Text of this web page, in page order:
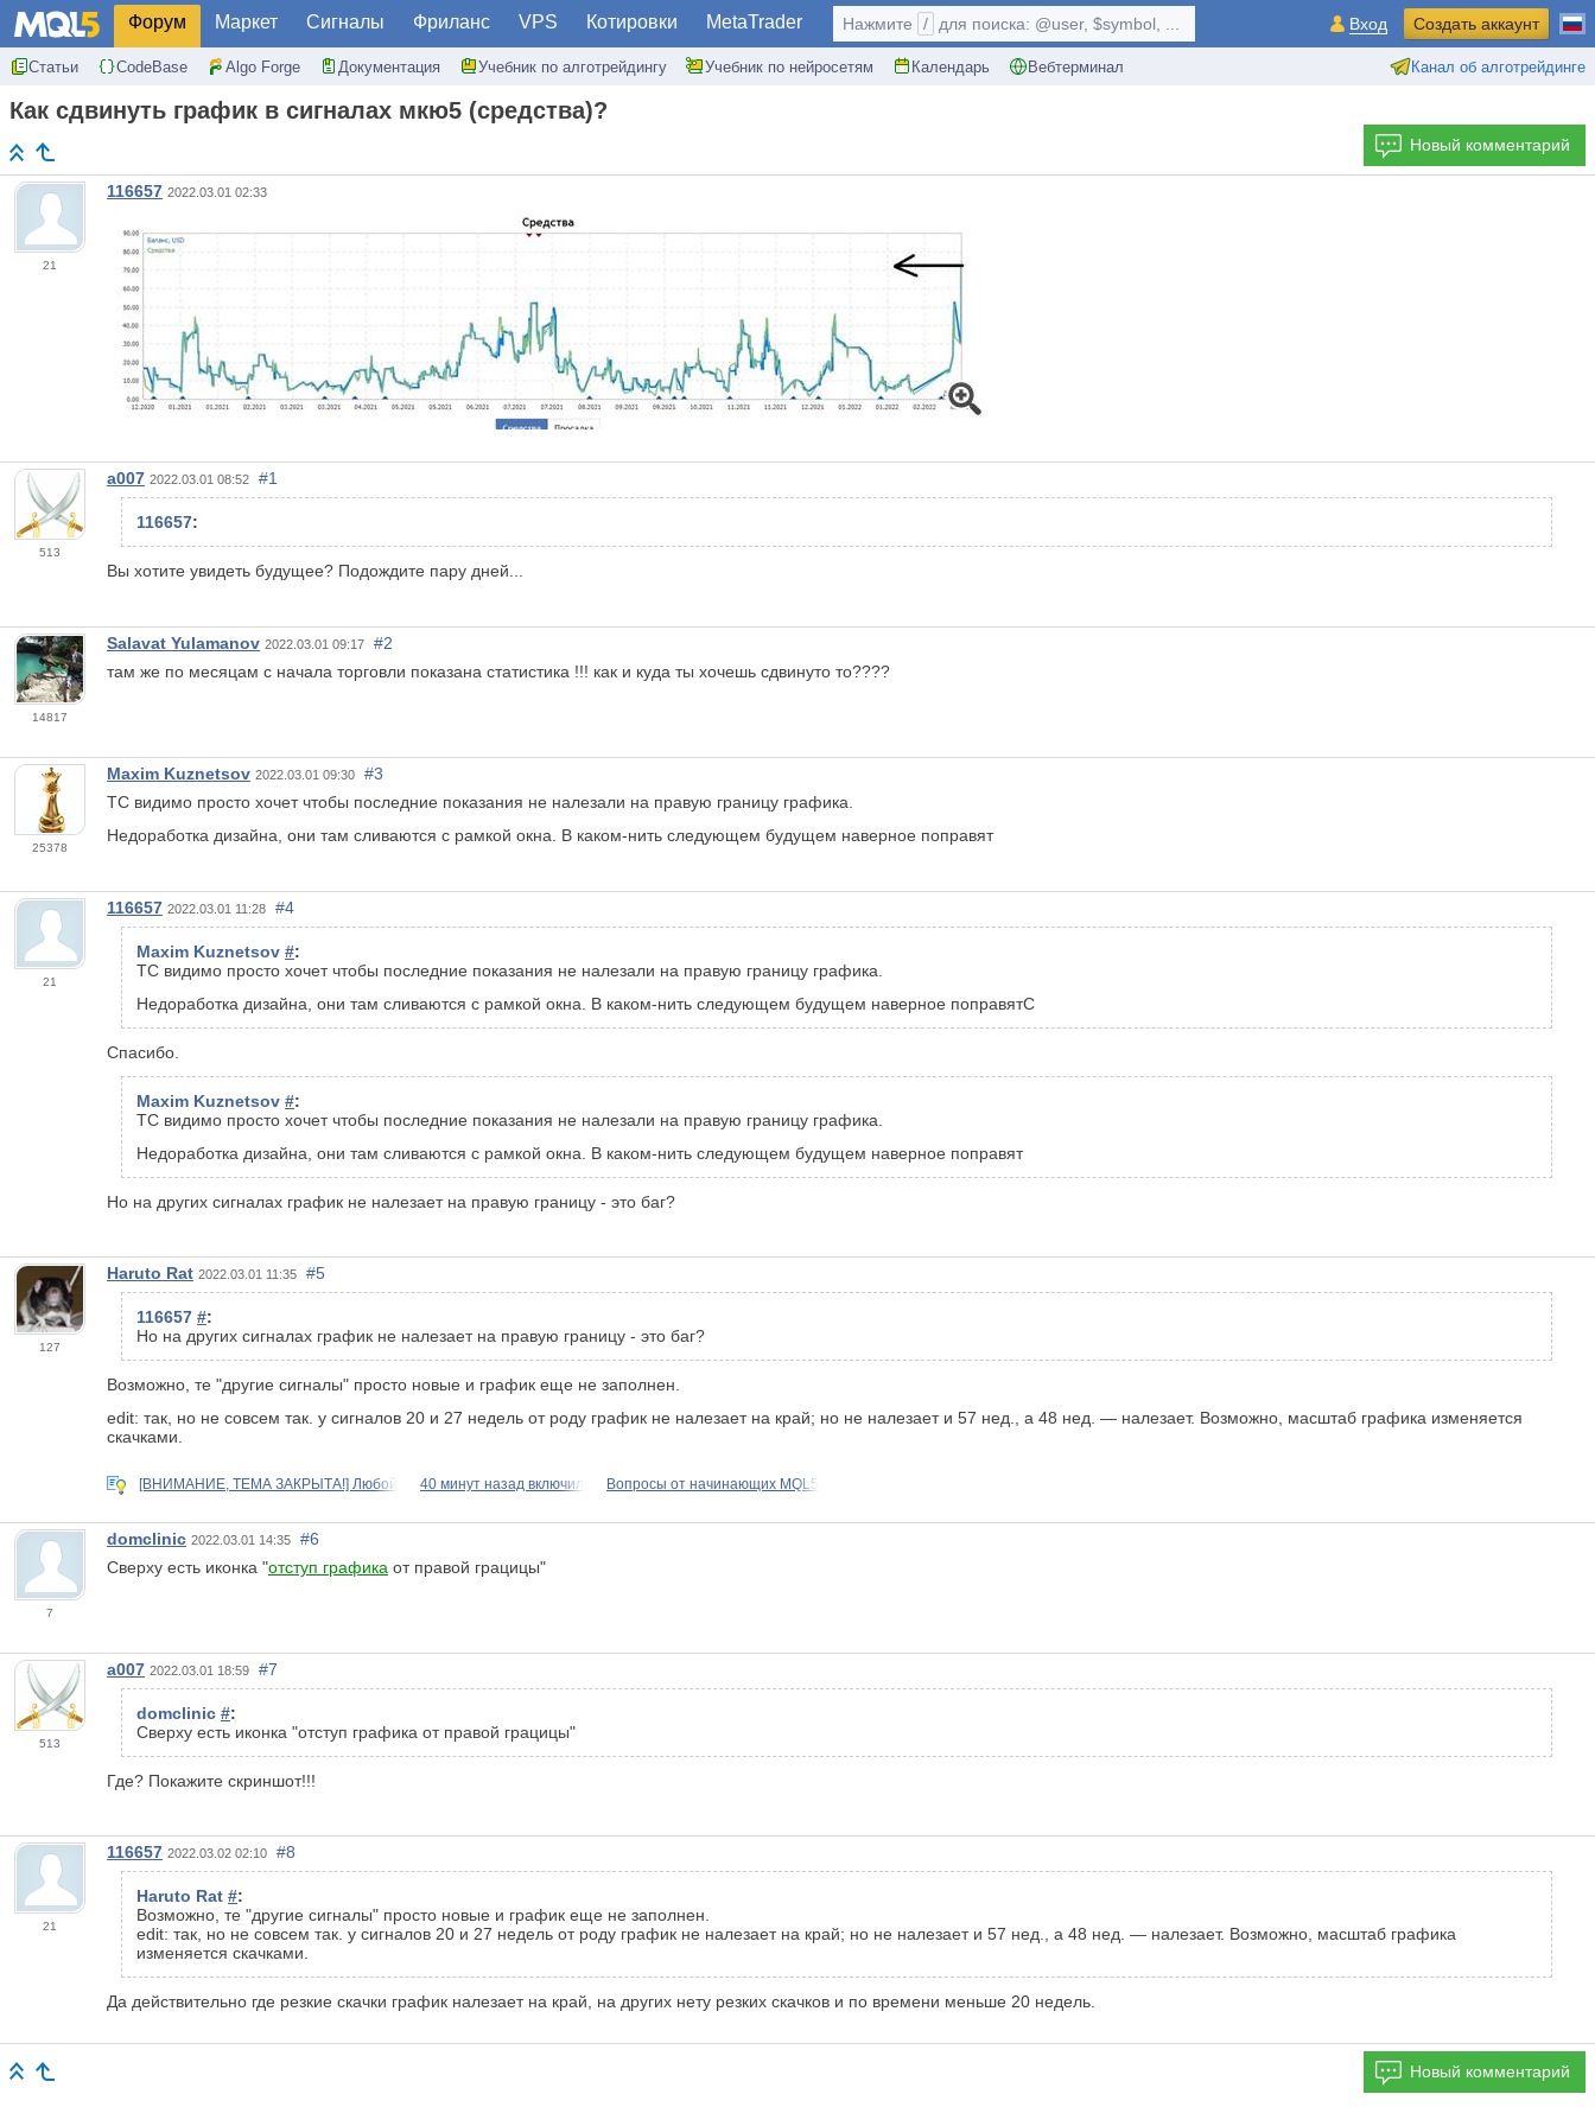
Форум Маркет Сигналы Фриланс VPS Котировки MetaTrader
Статьи CodeBase Algo Forge Документация Учебник по алготрейдингу Учебник по нейросетям Календарь Вебтерминал Канал об алготрейдинге
Нажмите / для поиска: @user, $symbol, ... Вход Создать аккаунт
Как сдвинуть график в сигналах мкю5 (средства)?
Новый комментарий
21
116657 2022.03.01 02:33
513
a007 2022.03.01 08:52 #1
116657:
Вы хотите увидеть будущее? Подождите пару дней...
14817
Salavat Yulamanov 2022.03.01 09:17
#2
там же по месяцам с начала торговли показана статистика !!! как и куда ты хочешь сдвинуто то????
25378
Maxim Kuznetsov 2022.03.01 09:30
#3
ТС видимо просто хочет чтобы последние показания не налезали на правую границу графика.
Недоработка дизайна, они там сливаются с рамкой окна. В каком-нить следующем будущем наверное поправят
21
116657 2022.03.01 11:28 #4
Maxim Kuznetsov #:
ТС видимо просто хочет чтобы последние показания не налезали на правую границу графика.
Недоработка дизайна, они там сливаются с рамкой окна. В каком-нить следующем будущем наверное поправятС
Спасибо.
Maxim Kuznetsov #:
ТС видимо просто хочет чтобы последние показания не налезали на правую границу графика.
Недоработка дизайна, они там сливаются с рамкой окна. В каком-нить следующем будущем наверное поправят
Но на других сигналах график не налезает на правую границу - это баг?
127
Haruto Rat 2022.03.01 11:35 #5
116657 #:
Но на других сигналах график не налезает на правую границу - это баг?
Возможно, те "другие сигналы" просто новые и график еще не заполнен.
edit: так, но не совсем так. у сигналов 20 и 27 недель от роду график не налезает на край; но не налезает и 57 нед., а 48 нед. — налезает. Возможно, масштаб графика изменяется
скачками.
[ВНИМАНИЕ, ТЕМА ЗАКРЫТА!] Любой 40 минут назад включил Вопросы от начинающих MQL5
7
domclinic 2022.03.01 14:35
#6
Сверху есть иконка "отступ графика от правой грацицы"
513
a007 2022.03.01 18:59 #7
domclinic #:
Сверху есть иконка "отступ графика от правой грацицы"
Где? Покажите скриншот!!!
21
116657 2022.03.02 02:10 #8
Haruto Rat #:
Возможно, те "другие сигналы" просто новые и график еще не заполнен.
edit: так, но не совсем так. у сигналов 20 и 27 недель от роду график не налезает на край; но не налезает и 57 нед., а 48 нед. — налезает. Возможно, масштаб графика
изменяется скачками.
Да действительно где резкие скачки график налезает на край, на других нету резких скачков и по времени меньше 20 недель.
Новый комментарий